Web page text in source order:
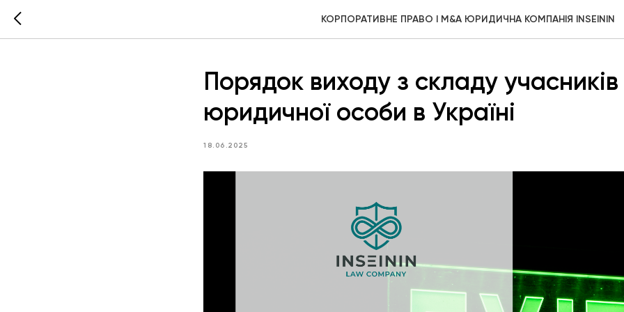
КОРПОРАТИВНЕ ПРАВО І M&A ЮРИДИЧНА КОМПАНІЯ INSEININ
Порядок виходу з складу
юридичної особи в Україні
18.06.2025